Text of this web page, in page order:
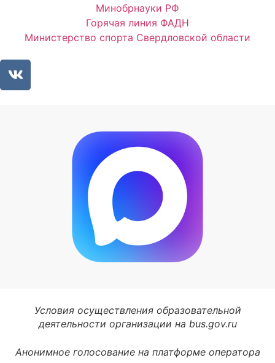
Минобрнауки РФ
Горячая линия ФАДН
Министерство спорта Свердловской области
Условия осуществления образовательной
деятельности организации на bus.gov.ru
Анонимное голосование на платформе оператора